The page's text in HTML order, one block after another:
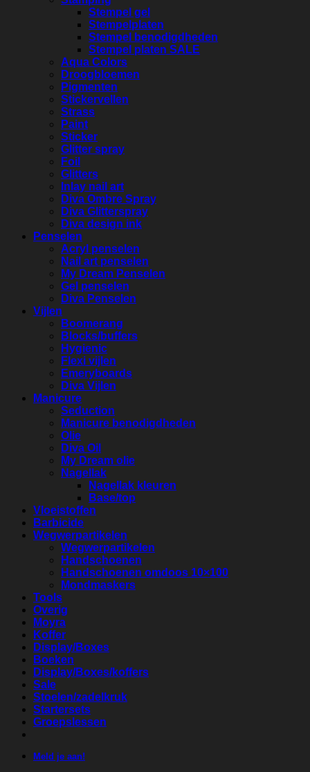
Stempel gel
Stempelplaten
Stempel benodigdheden
Stempel platen SALE
Aqua Colors
Droogbloemen
Pigmenten
Stickervellen
Strass
Paint
Sticker
Glitter spray
Foil
Glitters
Inlay nail art
Diva Ombre Spray
Diva Glitterspray
Diva design ink
Penselen
Acryl penselen
Nail art penselen
My Dream Penselen
Gel penselen
Diva Penselen
Vijlen
Boomerang
Blocks/buffers
Hygienic
Flexi vijlen
Emeryboards
Diva Vijlen
Manicure
Seduction
Manicure benodigdheden
Olie
Diva Oil
My Dream olie
Nagellak
Nagellak kleuren
Base/top
Vloeistoffen
Barbicide
Wegwerpartikelen
Wegwerpartikelen
Handschoenen
Handschoenen omdoos 10×100
Mondmaskers
Tools
Overig
Moyra
Koffer
Display/Boxes
Boeken
Display/Boxes/koffers
Sale
Stoelen/zadelkruk
Startersets
Groepslessen
Meld je aan!